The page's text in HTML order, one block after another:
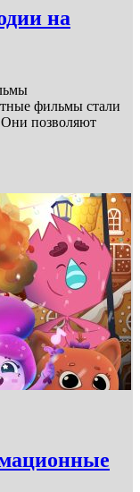
на
фильмы стали
позволяют